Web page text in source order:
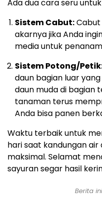
Ada dua cara seru
Sistem Cabut:
akarnya jika Anda
media untuk
Sistem Potong/
daun bagian luar
daun muda di bagian
tanaman terus
Anda bisa panen
Waktu terbaik untuk
hari saat kandungan
maksimal. Selamat
sayuran segar hasil
Berita